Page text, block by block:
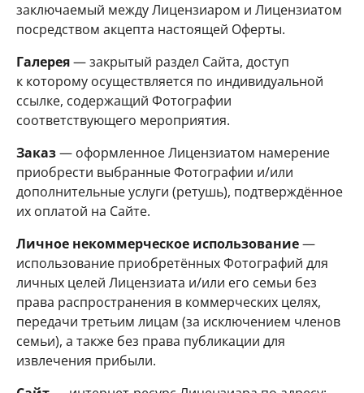
заключаемый между Лицензиаром и Лицензиатом
посредством акцепта настоящей Оферты.
Галерея— закрытый раздел Сайта, доступ
к которому осуществляется по индивидуальной
ссылке, содержащий Фотографии
соответствующего мероприятия.
Заказ— оформленное Лицензиатом намерение
приобрести выбранные Фотографии и/или
дополнительные услуги (ретушь), подтверждённое
их оплатой на Сайте.
Личное некоммерческое использование—
использование приобретённых Фотографий для
личных целей Лицензиата и/или его семьи без
права распространения в коммерческих целях,
передачи третьим лицам (за исключением членов
семьи), а также без права публикации для
извлечения прибыли.